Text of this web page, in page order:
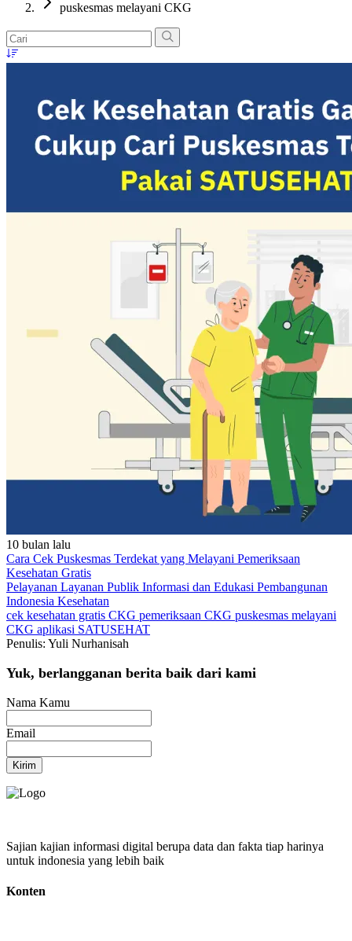
puskesmas melayani CKG
10 bulan lalu
Cara Cek Puskesmas Terdekat yang Melayani Pemeriksaan
Kesehatan Gratis
Pelayanan Layanan Publik Informasi dan Edukasi Pembangunan
Indonesia Kesehatan
cek kesehatan gratis CKG pemeriksaan CKG puskesmas melayani
CKG aplikasi SATUSEHAT
Penulis: Yuli Nurhanisah
Yuk, berlangganan berita baik dari kami
Nama Kamu
Email
Kirim
Sajian kajian informasi digital berupa data dan fakta tiap harinya
untuk indonesia yang lebih baik
Konten